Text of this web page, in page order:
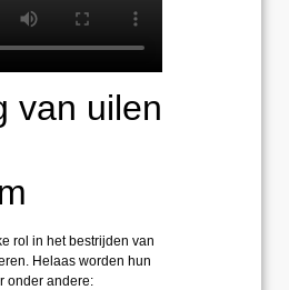
van uilen
rol in het bestrijden van
Helaas worden hun
onder andere: